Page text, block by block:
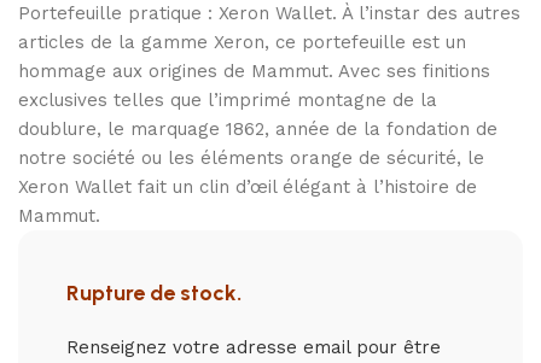
Portefeuille pratique : Xeron Wallet. À l’instar des autres
articles de la gamme Xeron, ce portefeuille est un
hommage aux origines de Mammut. Avec ses finitions
exclusives telles que l’imprimé montagne de la
doublure, le marquage 1862, année de la fondation de
notre société ou les éléments orange de sécurité, le
Xeron Wallet fait un clin d’œil élégant à l’histoire de
Mammut.
Rupture de stock.
Renseignez votre adresse email pour être